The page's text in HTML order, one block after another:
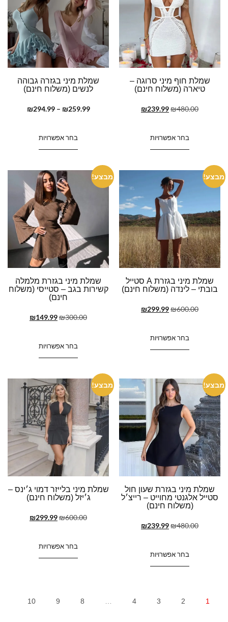
שמלת חוף מיני סרוגה –
טיארה (משלוח חינם)
₪480.00
₪239.99
בחר אפשרויות
שמלת מיני בגזרה גבוהה
לנשים (משלוח חינם)
₪259.99
–
₪294.99
בחר אפשרויות
מבצע!
שמלת מיני בגזרת A סטייל
בובתי – לינדה (משלוח חינם)
₪600.00
₪299.99
בחר אפשרויות
מבצע!
שמלת מיני בגזרת מלמלה
קשירות בגב – סטייסי (משלוח
חינם)
₪300.00
₪149.99
בחר אפשרויות
מבצע!
שמלת מיני בגזרת שעון חול
סטייל אלגנטי מחוייט – רייצ׳ל
(משלוח חינם)
₪480.00
₪239.99
בחר אפשרויות
מבצע!
שמלת מיני בלייזר דמוי ג׳ינס –
ג׳יזל (משלוח חינם)
₪600.00
₪299.99
בחר אפשרויות
1
2
3
4
8
9
10